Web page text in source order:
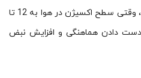
طبق برگه‌ اطلاعات ایمنی این ماده، وقتی سطح اکسیژن در هوا به 12 تا
دست دادن هماهنگی و افزایش نبض